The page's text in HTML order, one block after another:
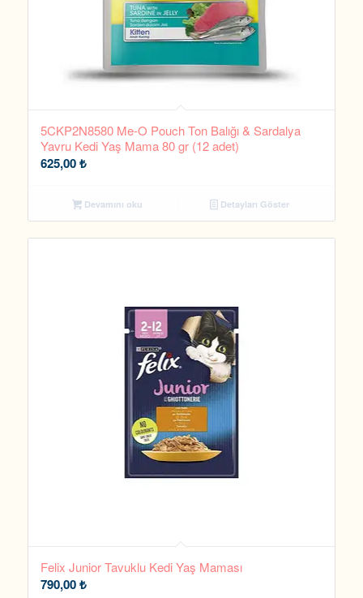
5CKP2N8580 Me-O Pouch Ton Balığı & Sardalya
Yavru Kedi Yaş Mama 80 gr (12 adet)
625,00₺
Devamını oku Detayları Göster
Felix Junior Tavuklu Kedi Yaş Maması
790,00₺